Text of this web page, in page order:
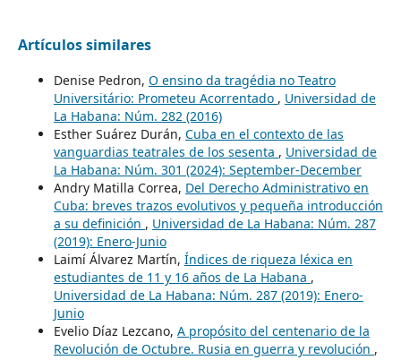
Artículos similares
Denise Pedron, O ensino da tragédia no Teatro
Universitário: Prometeu Acorrentado , Universidad de
La Habana: Núm. 282 (2016)
Esther Suárez Durán, Cuba en el contexto de las
vanguardias teatrales de los sesenta , Universidad de
La Habana: Núm. 301 (2024): September-December
Andry Matilla Correa, Del Derecho Administrativo en
Cuba: breves trazos evolutivos y pequeña introducción
a su definición , Universidad de La Habana: Núm. 287
(2019): Enero-Junio
Laimí Álvarez Martín, Índices de riqueza léxica en
estudiantes de 11 y 16 años de La Habana ,
Universidad de La Habana: Núm. 287 (2019): Enero-
Junio
Evelio Díaz Lezcano, A propósito del centenario de la
Revolución de Octubre. Rusia en guerra y revolución ,